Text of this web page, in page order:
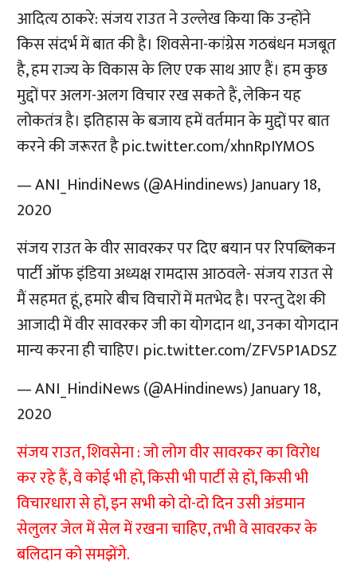
आदित्य ठाकरे: संजय राउत ने उल्लेख किया कि उन्होंने
किस संदर्भ में बात की है। शिवसेना-कांग्रेस गठबंधन मजबूत
है, हम राज्य के विकास के लिए एक साथ आए हैं। हम कुछ
मुद्दों पर अलग-अलग विचार रख सकते हैं, लेकिन यह
लोकतंत्र है। इतिहास के बजाय हमें वर्तमान के मुद्दों पर बात
करने की जरूरत हैpic.twitter.com/xhnRpIYMOS
— ANI_HindiNews (@AHindinews)January 18,
2020
संजय राउत के वीर सावरकर पर दिए बयान पर रिपब्लिकन
पार्टी ऑफ इंडिया अध्यक्ष रामदास आठवले- संजय राउत से
मैं सहमत हूं, हमारे बीच विचारों में मतभेद है। परन्तु देश की
आजादी में वीर सावरकर जी का योगदान था, उनका योगदान
मान्य करना ही चाहिए। pic.twitter.com/ZFV5P1ADSZ
— ANI_HindiNews (@AHindinews)January 18,
2020
संजय राउत, शिवसेना : जो लोग वीर सावरकर का विरोध
कर रहे हैं, वे कोई भी हों, किसी भी पार्टी से हों, किसी भी
विचारधारा से हों, इन सभी को दो-दो दिन उसी अंडमान
सेलुलर जेल में सेल में रखना चाहिए, तभी वे सावरकर के
बलिदान को समझेंगे.